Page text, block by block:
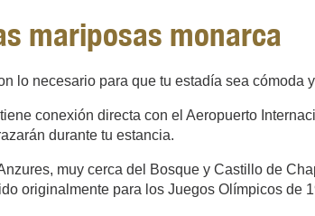
mariposas monarca
lo necesario para que tu estadía sea cómoda
conexión directa con el Aeropuerto
durante tu estancia.
muy cerca del Bosque y Castillo de
originalmente para los Juegos Olímpicos de